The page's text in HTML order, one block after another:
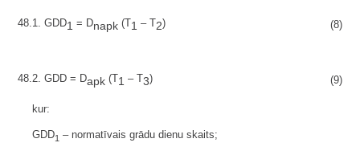
48.1. GDD1 = Dnapk (T1 – T2) (8)
48.2. GDD = Dapk (T1 – T3) (9)
kur:
GDD1 – normatīvais grādu dienu skaits;